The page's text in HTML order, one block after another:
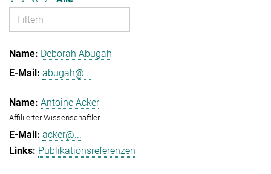
Deborah Abugah
abugah@...
Antoine Acker
Affiliierter Wissenschaftler
acker@...
Publikationsreferenzen